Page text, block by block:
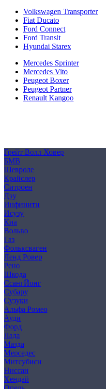
Volkswagen Transporter
Fiat Ducato
Ford Connect
Ford Transit
Hyundai Starex
Mercedes Sprinter
Mercedes Vito
Peugeot Boxer
Peugeot Partner
Renault Kangoo
Грейт Волл Ховер
БМВ
Шевроле
Крайслер
Ситроен
Дэу
Инфинити
Исузу
Киа
Вольво
Газ
Фольксваген
Ленд Ровер
Рено
Шкода
СсангЙонг
Субару
Сузуки
Альфа Ромео
Ауди
Форд
Лада
Мазда
Мерседес
Митсубиси
Ниссан
Хендай